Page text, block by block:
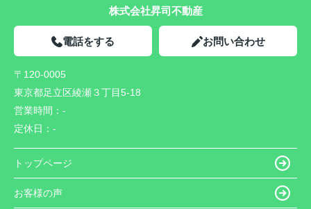
株式会社昇司不動産
電話をする お問い合わせ
〒120-0005
東京都足立区綾瀬３丁目5-18
営業時間： -
定休日： -
トップページ
お客様の声